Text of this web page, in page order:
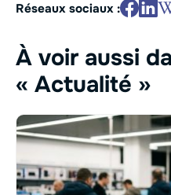
Réseaux sociaux :
À voir aussi
« Actualité »